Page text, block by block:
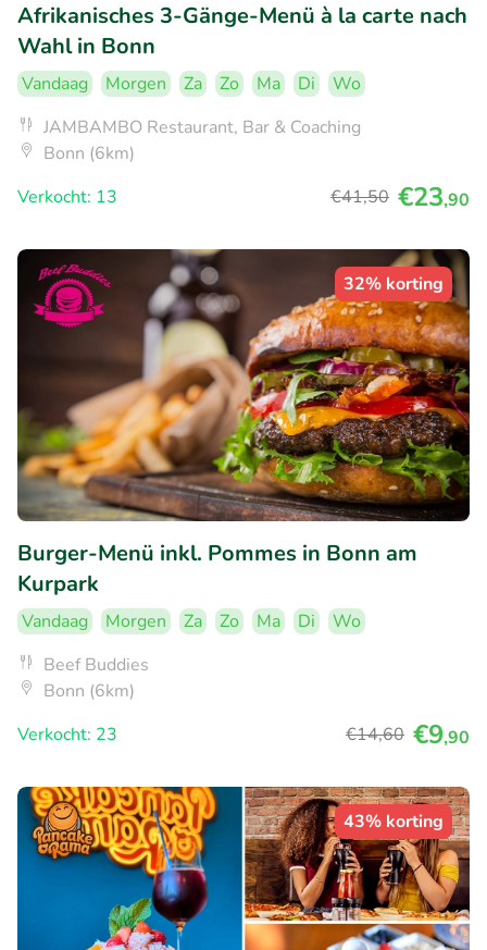
Afrikanisches 3-Gänge-Menü à la carte nach
Wahl in Bonn
Vandaag Morgen Za Zo Ma Di
Wo
JAMBAMBO Restaurant, Bar & Coaching
Bonn (6km)
Verkocht: 13
€41,50 €23,90
32% korting
Burger-Menü inkl. Pommes in Bonn am
Kurpark
Vandaag Morgen Za Zo Ma Di
Wo
Beef Buddies
Bonn (6km)
Verkocht: 23
€14,60 €9,90
43% korting